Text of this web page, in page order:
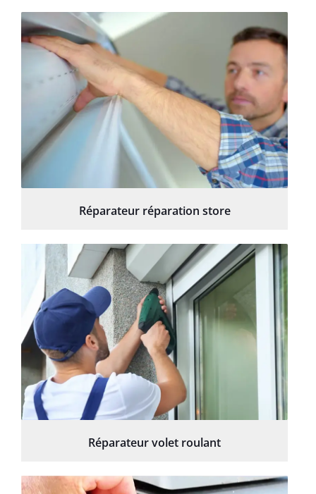
Réparateur réparation store
Réparateur volet roulant